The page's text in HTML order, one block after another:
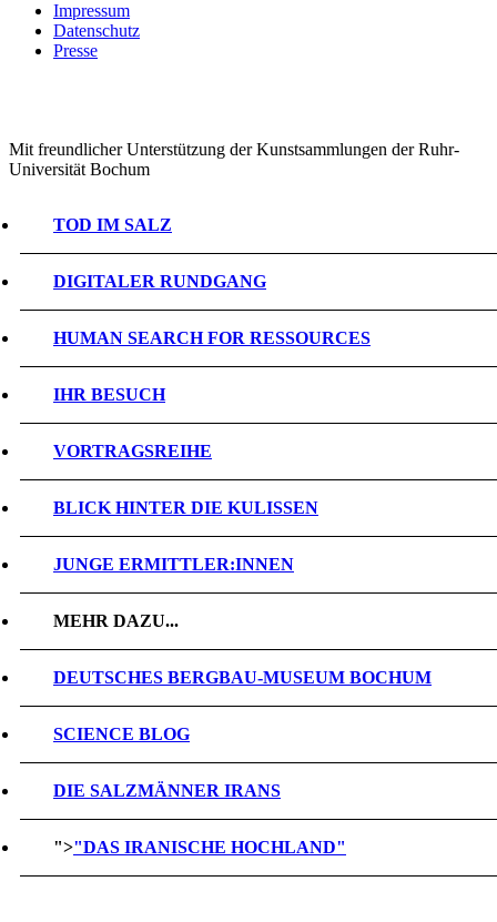
Impressum
Datenschutz
Presse
Mit freundlicher Unterstützung der Kunstsammlungen der Ruhr-
Universität Bochum
TOD IM SALZ
DIGITALER RUNDGANG
HUMAN SEARCH FOR RESSOURCES
IHR BESUCH
VORTRAGSREIHE
BLICK HINTER DIE KULISSEN
JUNGE ERMITTLER:INNEN
MEHR DAZU...
DEUTSCHES BERGBAU-MUSEUM BOCHUM
SCIENCE BLOG
DIE SALZMÄNNER IRANS
">"DAS IRANISCHE HOCHLAND"